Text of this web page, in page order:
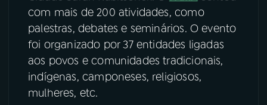
ACOMPANHE A RÁDIO NACIONAL
YouTube Facebook
Instagram
TikTok
com mais de 200 atividades, como
palestras, debates e seminários. O evento
foi organizado por 37 entidades ligadas
aos povos e comunidades tradicionais,
indígenas, camponeses, religiosos,
mulheres, etc.